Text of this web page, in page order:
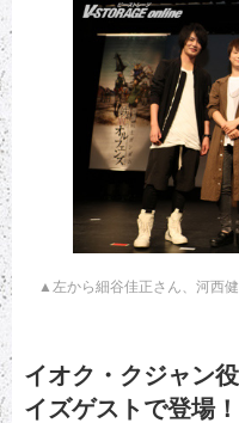
▲左から細谷佳正さん、河西
イオク・クジャン
イズゲストで登場！